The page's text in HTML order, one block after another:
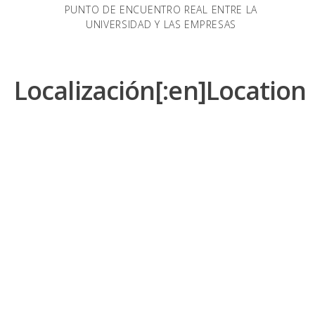
PUNTO DE ENCUENTRO REAL ENTRE LA
UNIVERSIDAD Y LAS EMPRESAS
Localización[:en]Location